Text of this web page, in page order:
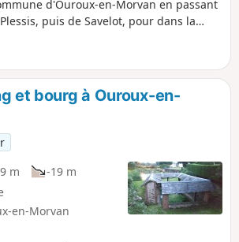
d'Ouroux-en-Morvan en passant
puis de Savelot, pour dans la
qui allait de Corbigny à Seaulieu en voie
devant l'ancienne gare de Cœuzon
tunnel enjambant Le Chalaux. Vous
de voir la reproduction presque à
de l'ancienne locomotive du
en passant sous des voûtes
longeant l'Étang d'Ouroux. Vous
admirez devant la salle des fêtes, le
particularité d'être à écartement
le Tacot.
et bourg à Ouroux-en-
m
-19 m
en-Morvan